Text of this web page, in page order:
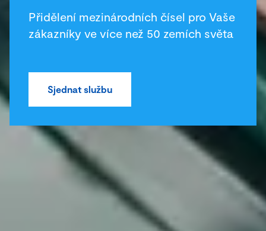
Přidělení mezinárodních čísel pro Vaše
zákazníky ve více než 50 zemích světa
Sjednat službu